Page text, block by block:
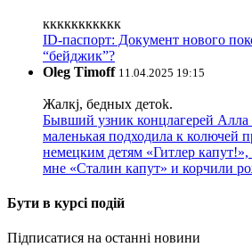
ккккккккккк
ID-паспорт: Документ нового
“бейджик”?
Oleg Timoff 11.04.2025 19:15
Жалкj, бедных детok.
Бывший узник концлагерей
маленькая подходила к колючей
немецким детям «Гитлер
мне «Сталин капут» и корчили
Бути в курсі подій
Підписатися на останні новини